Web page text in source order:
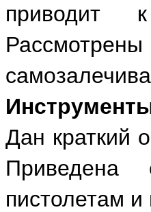
приводит
Дан краткий
Приведена
пистолетам